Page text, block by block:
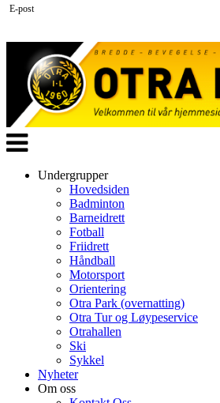
Veksle
navigasjon
Undergrupper
Hovedsiden
Badminton
Barneidrett
Fotball
Friidrett
Håndball
Motorsport
Orientering
Otra Park (overnatting)
Otra Tur og Løypeservice
Otrahallen
Ski
Sykkel
Nyheter
Om oss
E-post